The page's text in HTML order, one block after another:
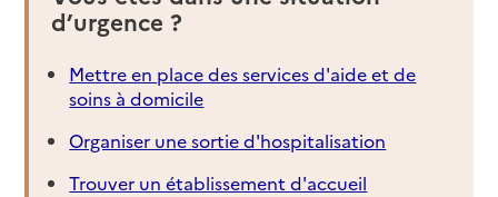
d’urgence ?
Mettre en place des services d'aide et de
soins à domicile
Organiser une sortie d'hospitalisation
Trouver un établissement d'accueil